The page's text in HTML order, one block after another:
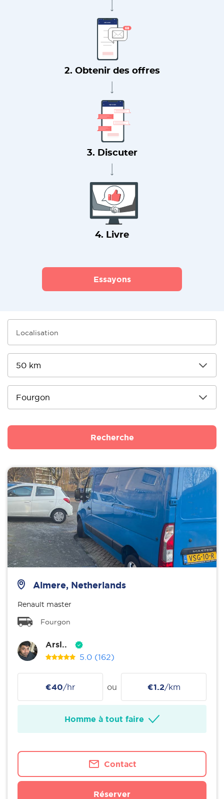
2. Obtenir des offres
3. Discuter
4. Livre
Essayons
Recherche
Almere, Netherlands
Renault master
Fourgon
Arsl..
5.0 (162)
€40/hr ou €1.2/km
Homme à tout faire
Contact
Réserver